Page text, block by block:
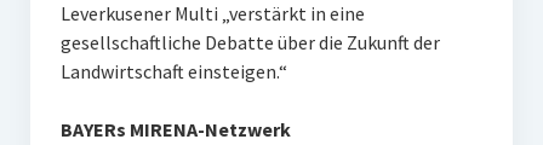
Leverkusener Multi „verstärkt in eine
gesellschaftliche Debatte über die Zukunft der
Landwirtschaft einsteigen.“
BAYERs MIRENA-Netzwerk